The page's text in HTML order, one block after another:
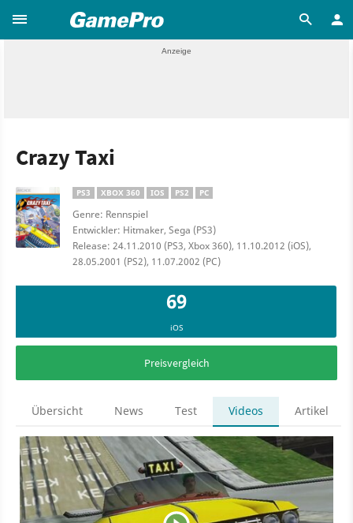
Crazy Taxi
PS3 XBOX 360 IOS PS2 PC
Genre: Rennspiel
Entwickler: Hitmaker, Sega (PS3)
Release: 24.11.2010 (PS3, Xbox 360), 11.10.2012 (iOS),
28.05.2001 (PS2), 11.07.2002 (PC)
69
iOS
Preisvergleich
Übersicht News Test Videos Artikel